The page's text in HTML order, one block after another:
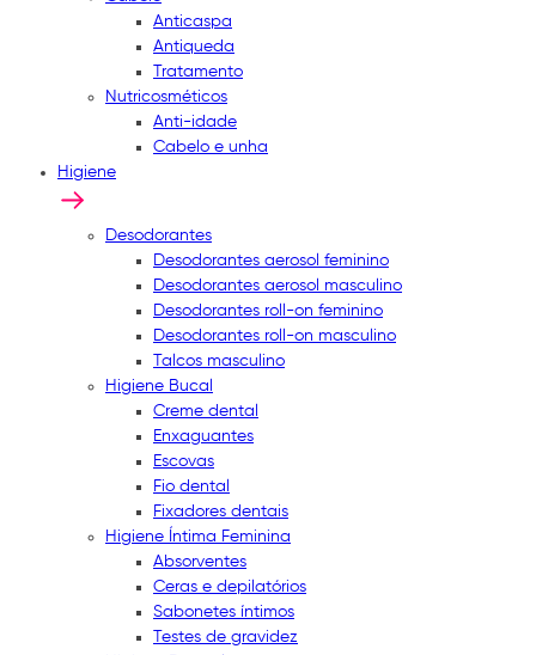
Anticaspa
Antiqueda
Tratamento
Nutricosméticos
Anti-idade
Cabelo e unha
Higiene
Desodorantes
Desodorantes aerosol feminino
Desodorantes aerosol masculino
Desodorantes roll-on feminino
Desodorantes roll-on masculino
Talcos masculino
Higiene Bucal
Creme dental
Enxaguantes
Escovas
Fio dental
Fixadores dentais
Higiene Íntima Feminina
Absorventes
Ceras e depilatórios
Sabonetes íntimos
Testes de gravidez